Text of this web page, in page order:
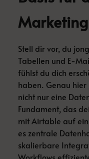
Stell dir vor, du
Tabellen und E-
fühlst du dich
haben. Genau hier
nicht nur eine
Fundament, das
mit Airtable auf
es zentrale
skalierbare
Workflows